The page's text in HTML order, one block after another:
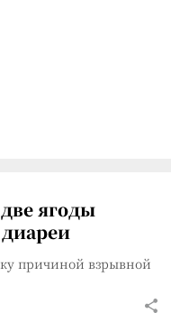
ягоды
причиной взрывной